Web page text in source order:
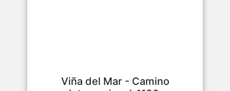
Viña del Mar - Camino